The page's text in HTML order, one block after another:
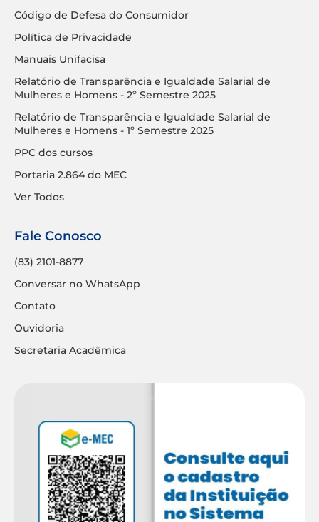
Código de Defesa do Consumidor
Política de Privacidade
Manuais Unifacisa
Relatório de Transparência e Igualdade Salarial de
Mulheres e Homens - 2º Semestre 2025
Relatório de Transparência e Igualdade Salarial de
Mulheres e Homens - 1º Semestre 2025
PPC dos cursos
Portaria 2.864 do MEC
Ver Todos
Fale Conosco
(83) 2101-8877
Conversar no WhatsApp
Contato
Ouvidoria
Secretaria Acadêmica